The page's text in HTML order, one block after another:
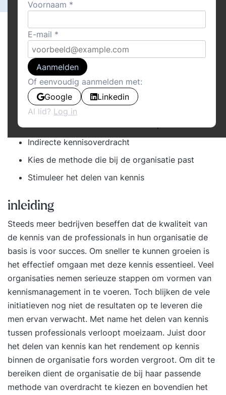
Inleiding
Onvoldoende kennisdeling
Kennisoverdracht: direct of indirect?
Indirecte kennisoverdracht
Kies de methode die bij de organisatie past
Stimuleer het delen van kennis
inleiding
Steeds meer bedrijven beseffen dat de kwaliteit van
de kennis van de professionals in hun organisatie de
basis is voor succes. Om sneller te kunnen groeien is
het effectief omgaan met deze kennis essentieel. Veel
organisaties nemen serieuze stappen om vormen van
kennismanagement in te voeren. Toch blijken de vele
initiatieven nog niet de resultaten op te leveren die
men ervan verwacht. Met name het delen van kennis
tussen professionals verloopt moeizaam. Juist door
het delen van kennis kan het rendement op kennis
binnen de organisatie fors worden vergroot. Om dit te
bereiken dient de organisatie de bij haar passende
methode van overdracht te kiezen en bovendien het
Voornaam
E-mail
Aanmelden
Of eenvoudig aanmelden met:
Google
Linkedin
Al lid? Log in